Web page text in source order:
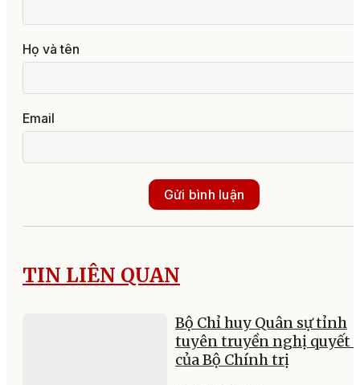
Họ và tên
Email
Gửi bình luận
TIN LIÊN QUAN
Bộ Chỉ huy Quân sự tỉnh
tuyên truyền nghị quyết
của Bộ Chính trị